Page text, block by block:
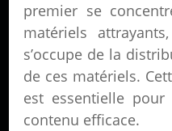
premier se
matériels
s’occupe de la
de ces matériels.
est essentielle
contenu efficace.